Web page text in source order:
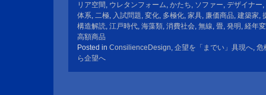
リア空間 , ウレタンフォーム, かたち, ソファー, デザイナー,
体系, 二極, 入試問題, 変化, 多極化, 家具, 廉価商品, 建築家,
構造解読, 江戸時代, 海藻類, 消費社会, 無線, 畳, 発明 , 経年
高額商品
Posted in ConsilienceDesign, 企望を「までい」具現へ, 危
ら企望へ